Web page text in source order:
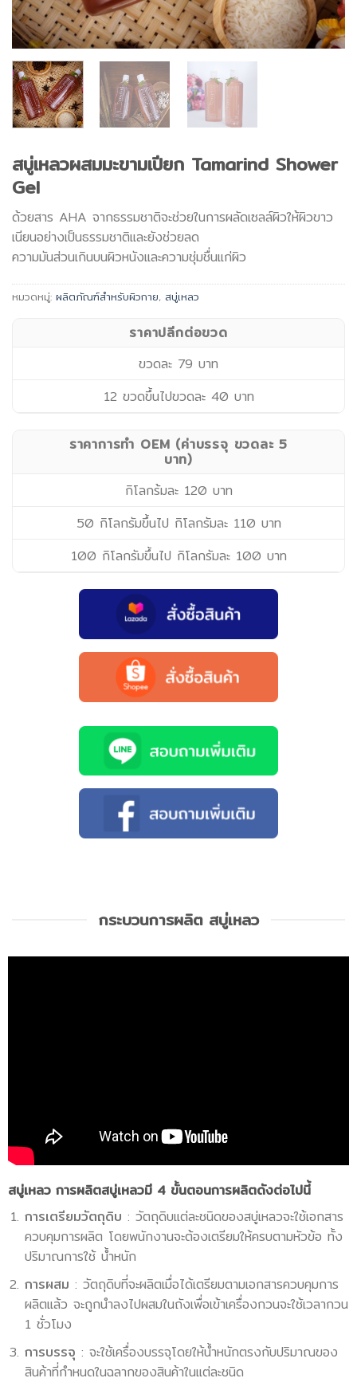
สบู่เหลวผสมมะขามเปียก Tamarind Shower
Gel
ด้วยสาร AHA จากธรรมชาติจะช่วยในการผลัดเซลล์ผิวให้ผิวขาว
เนียนอย่างเป็นธรรมชาติและยังช่วยลด
ความมันส่วนเกินบนผิวหนังเเละความชุ่มชื่นเเก่ผิว
หมวดหมู่: ผลิตภัณฑ์สำหรับผิวกาย, สบู่เหลว
ราคาปลีกต่อขวด
ขวดละ 79 บาท
12 ขวดขึ้นไปขวดละ 40 บาท
ราคาการทำ OEM (ค่าบรรจุ ขวดละ 5
บาท)
กิโลกร้มละ 120 บาท
50 กิโลกรัมขึ้นไป กิโลกรัมละ 110 บาท
100 กิโลกรัมขึ้นไป กิโลกรัมละ 100 บาท
กระบวนการผลิต สบู่เหลว
สบู่เหลว การผลิตสบู่เหลวมี 4 ขั้นตอนการผลิตดังต่อไปนี้
การเตรียมวัตถุดิบ : วัตถุดิบแต่ละชนิดของสบู่เหลวจะใช้เอกสาร
ควบคุมการผลิต โดยพนักงานจะต้องเตรียมให้ครบตามหัวข้อ ทั้ง
ปริมาณการใช้ น้ำหนัก
การผสม : วัตถุดิบที่จะผลิตเมื่อได้เตรียมตามเอกสารควบคุมการ
ผลิตแล้ว จะถูกนำลงไปผสมในถังเพื่อเข้าเครื่องกวนจะใช้เวลากวน
1 ชั่วโมง
การบรรจุ : จะใช้เครื่องบรรจุโดยให้น้ำหนักตรงกับปริมาณของ
สินค้าที่กำหนดในฉลากของสินค้าในแต่ละชนิด